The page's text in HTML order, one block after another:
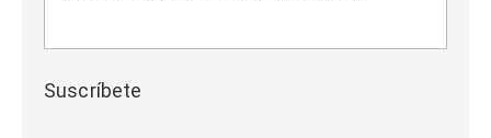
Suscríbete